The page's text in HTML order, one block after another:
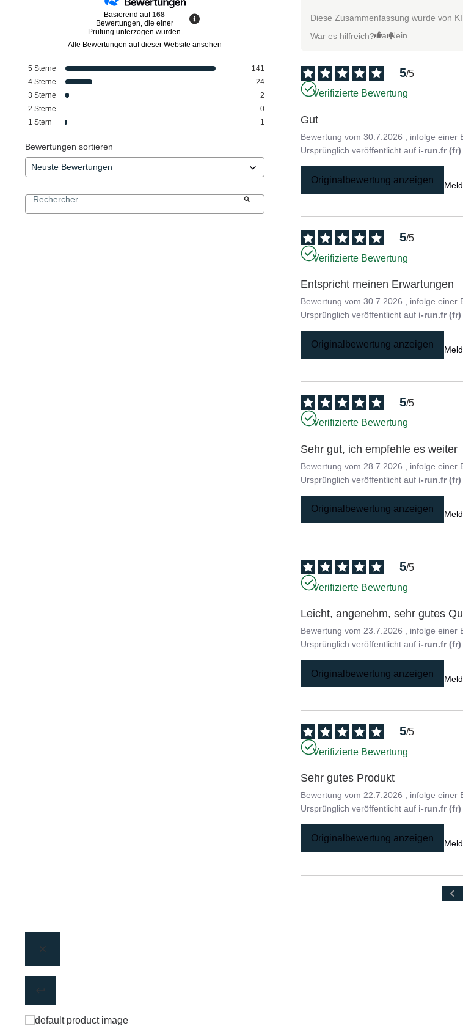
Basierend auf168
Bewertungen, die einer
Prüfung unterzogen wurden
Alle Bewertungen auf dieser Website ansehen
5 Sterne
141
4 Sterne
24
3 Sterne
2
2 Sterne
0
1 Stern 1
Bewertungen sortieren
Diese Zusammenfassung wurde von
War es hilfreich? Ja Nein
5/5
Verifizierte Bewertung
Gut
Bewertung vom30.7.2026 , infolge
Ursprünglich veröffentlicht auf i-run.fr (fr)
Originalbewertung anzeigen
5/5
Verifizierte Bewertung
Entspricht meinen Erwartungen
Bewertung vom30.7.2026 , infolge einer
Ursprünglich veröffentlicht auf i-run.fr (fr)
Originalbewertung anzeigen
5/5
Verifizierte Bewertung
Sehr gut, ich empfehle es weiter
Bewertung vom 28.7.2026 , infolge einer
Ursprünglich veröffentlicht auf i-run.fr (fr)
Originalbewertung anzeigen
5/5
Verifizierte Bewertung
Leicht, angenehm, sehr gutes
Bewertung vom 23.7.2026 , infolge einer
Ursprünglich veröffentlicht auf i-run.fr (fr)
Originalbewertung anzeigen
5/5
Verifizierte Bewertung
Sehr gutes Produkt
Bewertung vom22.7.2026 , infolge einer
Ursprünglich veröffentlicht auf i-run.fr (fr)
Originalbewertung anzeigen